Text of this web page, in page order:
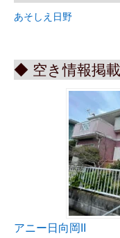
あそしえ日野
◆ 空き情報掲載
アニー日向岡II